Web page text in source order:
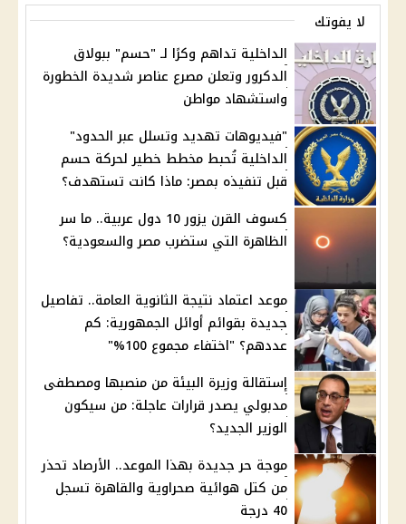
لا يفوتك
الداخلية تداهم وكرًا لـ "حسم" ببولاق
الدكرور وتعلن مصرع عناصر شديدة الخطورة
واستشهاد مواطن
"فيديوهات تهديد وتسلل عبر الحدود"
الداخلية تُحبط مخطط خطير لحركة حسم
قبل تنفيذه بمصر: ماذا كانت تستهدف؟
كسوف القرن يزور 10 دول عربية.. ما سر
الظاهرة التي ستضرب مصر والسعودية؟
موعد اعتماد نتيجة الثانوية العامة.. تفاصيل
جديدة بقوائم أوائل الجمهورية: كم
عددهم؟ "اختفاء مجموع 100%"
إستقالة وزيرة البيئة من منصبها ومصطفى
مدبولي يصدر قرارات عاجلة: من سيكون
الوزير الجديد؟
موجة حر جديدة بهذا الموعد.. الأرصاد تحذر
من كتل هوائية صحراوية والقاهرة تسجل
40 درجة